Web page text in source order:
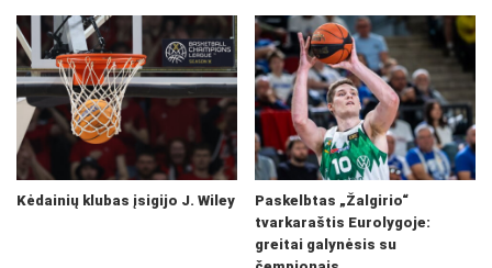
Kėdainių klubas įsigijo J. Wiley
Paskelbtas „Žalgirio“
tvarkaraštis Eurolygoje:
greitai galynėsis su